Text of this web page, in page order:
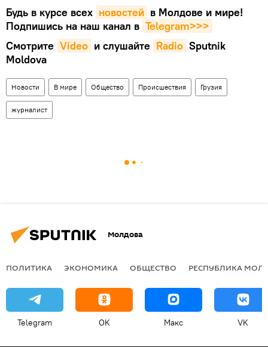
Будь в курсе всех новостей в Молдове и мире!
Подпишись на наш канал в Telegram>>>
Смотрите Video и слушайте Radio Sputnik
Moldova
Новости В мире Общество Происшествия Грузия
журналист
Молдова
ПОЛИТИКА ЭКОНОМИКА ОБЩЕСТВО РЕСПУБЛИКА
Telegram OK Макс VK